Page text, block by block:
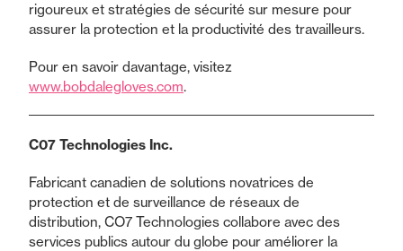
rigoureux et stratégies de sécurité sur mesure pour
assurer la protection et la productivité des travailleurs.
Pour en savoir davantage, visitez
www.bobdalegloves.com.
C07 Technologies Inc.
Fabricant canadien de solutions novatrices de
protection et de surveillance de réseaux de
distribution, CO7 Technologies collabore avec des
services publics autour du globe pour améliorer la